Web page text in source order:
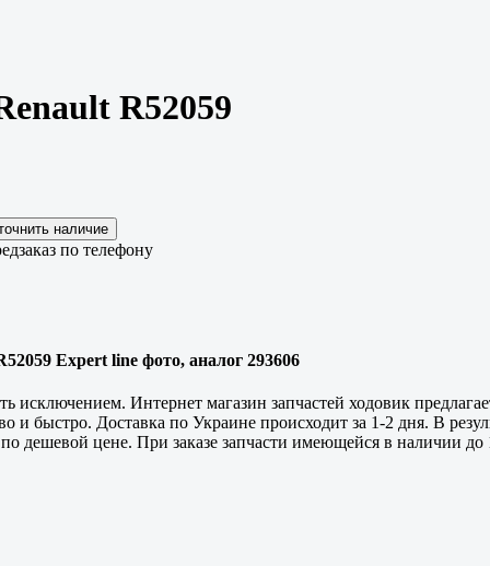
R52059
по телефону
Expert line фото, аналог 293606
исключением. Интернет магазин запчастей ходовик
и быстро. Доставка по Украине происходит за 1-2 дня. В
дешевой цене. При заказе запчасти имеющейся в наличии